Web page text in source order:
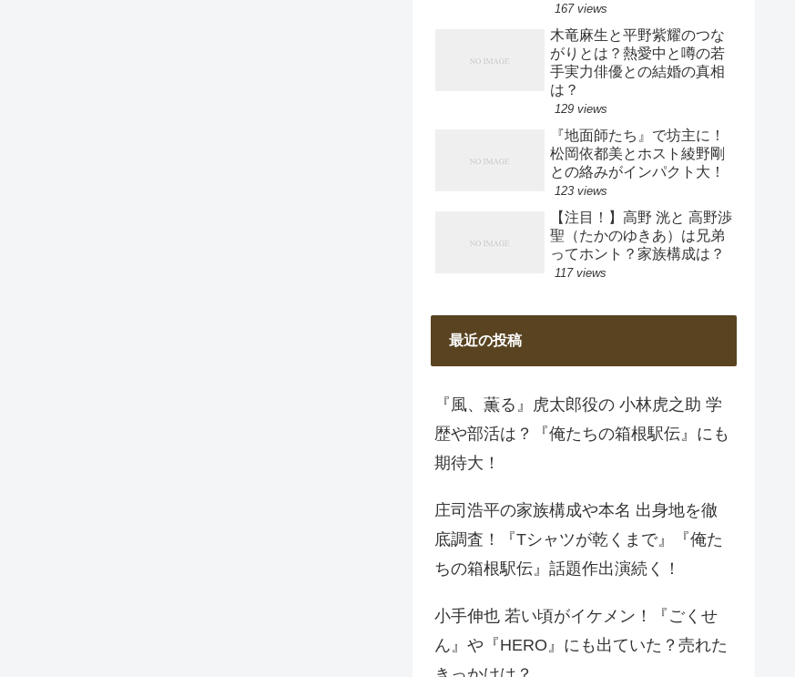
167 views
木竜麻生と平野紫耀のつな
がりとは？熱愛中と噂の若
手実力俳優との結婚の真相
は？
129 views
『地面師たち』で坊主に！
松岡依都美とホスト綾野剛
との絡みがインパクト大！
123 views
【注目！】高野 洸と 高野渉
聖（たかのゆきあ）は兄弟
ってホント？家族構成は？
117 views
最近の投稿
『風、薫る』虎太郎役の 小林虎之助 学
歴や部活は？『俺たちの箱根駅伝』にも
期待大！
庄司浩平の家族構成や本名 出身地を徹
底調査！『Tシャツが乾くまで』『俺た
ちの箱根駅伝』話題作出演続く！
小手伸也 若い頃がイケメン！『ごくせ
ん』や『HERO』にも出ていた？売れた